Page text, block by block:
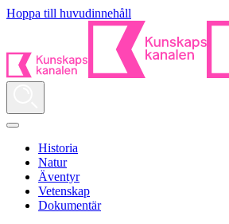
Hoppa till huvudinnehåll
Historia
Natur
Äventyr
Vetenskap
Dokumentär